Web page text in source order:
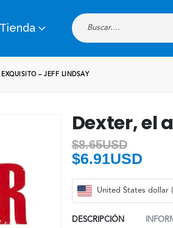
Tienda
EXQUISITO – JEFF LINDSAY
Dexter, el
$8.65USD
$6.91USD
United States dollar
DESCRIPCIÓN